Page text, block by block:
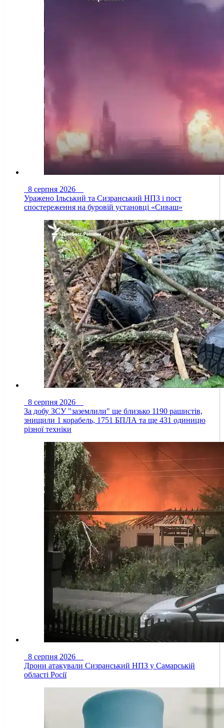
8 серпня 2026
Уражено Ільський та Сизранський НПЗ і пост
спостереження на буровій установці «Сиваш»
8 серпня 2026
За добу ЗСУ "заземлили" ще близько 1190 рашистів,
знищили 1 корабель, 1751 БПЛА та ще 431 одиницю
різної техніки
8 серпня 2026
Дрони атакували Сизранський НПЗ у Самарській
області Росії